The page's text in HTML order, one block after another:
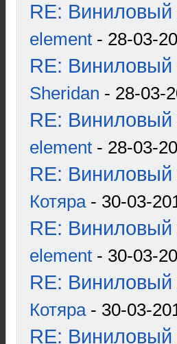
RE: Виниловый
element - 28-03-
RE: Виниловый
Sheridan - 28-03-
RE: Виниловый
element - 28-03-
RE: Виниловый
Котяра- 30-03-
RE: Виниловый
element - 30-03-
RE: Виниловый
Котяра- 30-03-
RE: Виниловый